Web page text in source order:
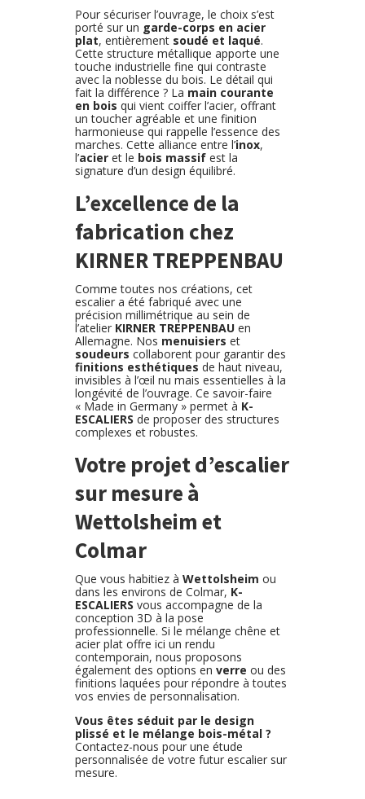
Pour sécuriser l’ouvrage, le choix s’est
porté sur un garde-corps en acier
plat, entièrement soudé et laqué.
Cette structure métallique apporte une
touche industrielle fine qui contraste
avec la noblesse du bois. Le détail qui
fait la différence ? La main courante
en bois qui vient coiffer l’acier, offrant
un toucher agréable et une finition
harmonieuse qui rappelle l’essence des
marches. Cette alliance entre l’inox,
l’acier et le bois massif est la
signature d’un design équilibré.
L’excellence de la
fabrication chez
KIRNER TREPPENBAU
Comme toutes nos créations, cet
escalier a été fabriqué avec une
précision millimétrique au sein de
l’atelier KIRNER TREPPENBAU en
Allemagne. Nos menuisiers et
soudeurs collaborent pour garantir des
finitions esthétiques de haut niveau,
invisibles à l’œil nu mais essentielles à la
longévité de l’ouvrage. Ce savoir-faire
« Made in Germany » permet à K-
ESCALIERS de proposer des structures
complexes et robustes.
Votre projet d’escalier
sur mesure à
Wettolsheim et
Colmar
Que vous habitiez àWettolsheim ou
dans les environs de Colmar, K-
ESCALIERS vous accompagne de la
conception 3D à la pose
professionnelle. Si le mélange chêne et
acier plat offre ici un rendu
contemporain, nous proposons
également des options enverre ou des
finitions laquées pour répondre à toutes
vos envies de personnalisation.
Vous êtes séduit par le design
plissé et le mélange bois-métal ?
Contactez-nous pour une étude
personnalisée de votre futur escalier sur
mesure.